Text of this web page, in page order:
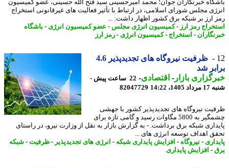
خبرنگاران جوان؛ محمد امیرحسینی سید فتح الله حسینی، عضو کمیسیون
مجلس شورای اسلامی، در ارتباط با تأثیر فعالیت های غیرقانونی استخراج
ارز بر شبکه برق کشور اظهار داشت: ...
رمز ارز- کمیسیون انرژی مجلس-عضو کمیسیون انرژی-باشگاه
- استخراج- کمیسیون انرژی-رمز ارز
ظرفیت نیروگاه های تجدیدپذیر 4.6
شد
بازار- اقتصادی-
22 ساعت پیش -
14:22
82047729
نیروگاه های تجدیدپذیر کشور با جهشی
چشمگیر به 5800 مگاوات رسید و گامی تازه برای
شبکه برق برداشت. - به گزارش بازار به نقل از وزارت نیرو، در راستای
اهداف توسعه انرژی های ...
- نیروگاه -افزایش پایداری شبکه-انرژی های تجدیدپذیر-ظرفیت -شبکه
- افزایش پایداری